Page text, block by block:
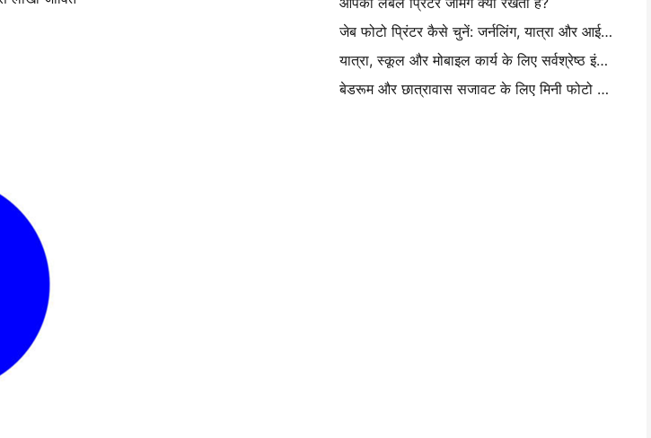
जेब फोटो प्रिंटर कैसे चुनें: जर्नलिंग, यात्रा और आईफोन उपयोगकर्ताओं के लिए एक पूर्ण गाइड
यात्रा, स्कूल और मोबाइल कार्य के लिए सर्वश्रेष्ठ इंकलेस पोर्टेबल प्रिंटर: हनिन एमटी 620 प्रो समीक्षा
बेडरूम और छात्रावास सजावट के लिए मिनी फोटो वॉल लेआउट विचार और सुझाव